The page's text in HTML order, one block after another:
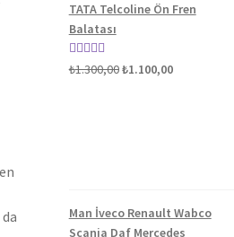
TATA Telcoline Ön Fren
Balatası
5 üzerinden
₺1.300,00Orijinal
₺1.100,00Şu
Man İveco Renault Wabco
Scania Daf Mercedes